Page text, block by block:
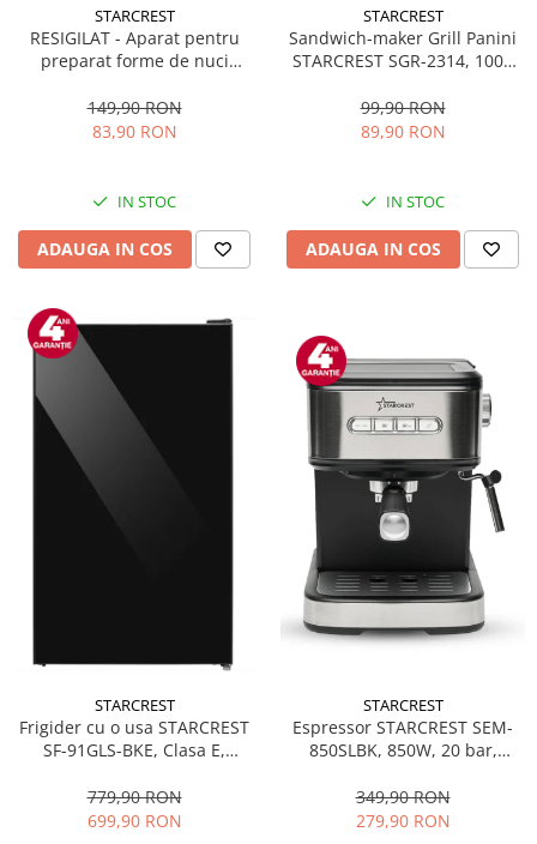
STARCREST
RESIGILAT - Aparat pentru
preparat forme de nuci
forme, 1400W, Indicator
luminos, Placi antiaderente,
149,90 RON
83,90 RON
IN STOC
ADAUGA IN COS
STARCREST
Sandwich-maker Grill Panini
STARCREST SGR-2314, 1000
Deschidere 180°, Suprafata
de gatire 23 x 14 cm, Negru
99,90 RON
89,90 RON
IN STOC
ADAUGA IN COS
STARCREST
Frigider cu o usa STARCREST
SF-91GLS-BKE, Clasa E,
interioara, H 83 cm, Sticla
Neagra
779,90 RON
699,90 RON
STARCREST
Espressor STARCREST SEM-
850SLBK, 850W, 20 bar,
dispozitiv spumare, filtru
dublu din inox, Negru/Inox
349,90 RON
279,90 RON